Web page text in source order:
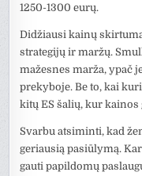
1250-1300 eurų.
Didžiausi kainų
strategijų ir maržų.
mažesnes marža, ypač
prekyboje. Be to, kai
kitų ES šalių, kur kainos
Svarbu atsiminti, kad
geriausią pasiūlymą.
gauti papildomų